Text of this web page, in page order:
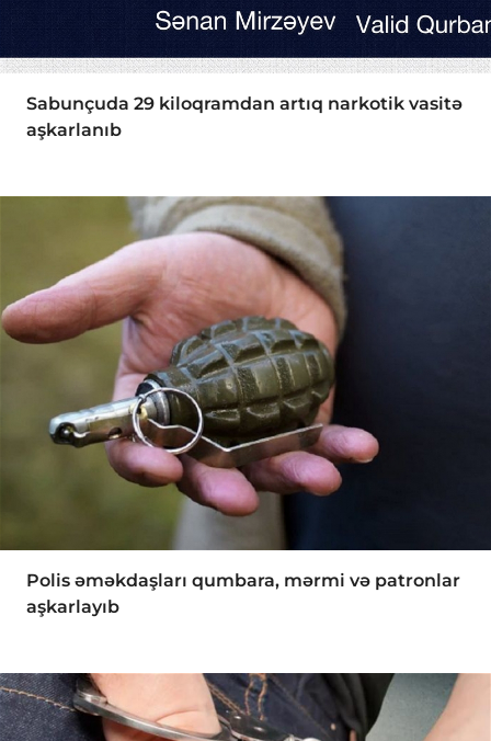
Sabunçuda 29 kiloqramdan artıq narkotik vasitə
aşkarlanıb
Polis əməkdaşları qumbara, mərmi və patronlar
aşkarlayıb